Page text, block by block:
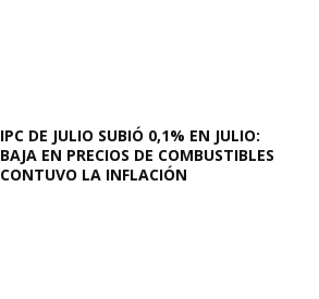
IPC DE JULIO SUBIÓ 0,1% EN JULIO:
BAJA EN PRECIOS DE COMBUSTIBLES
CONTUVO LA INFLACIÓN